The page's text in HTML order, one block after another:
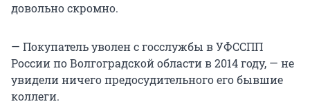
довольно скромно.
— Покупатель уволен с госслужбы в УФССПП
России по Волгоградской области в 2014 году, — не
увидели ничего предосудительного его бывшие
коллеги.